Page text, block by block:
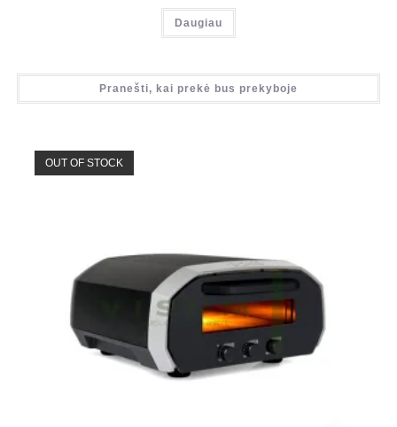
Daugiau
Pranešti, kai prekė bus prekyboje
OUT OF STOCK